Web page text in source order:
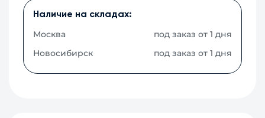
Наличие на складах:
Москва
под заказ от 1 дня
Новосибирск
под заказ от 1 дня